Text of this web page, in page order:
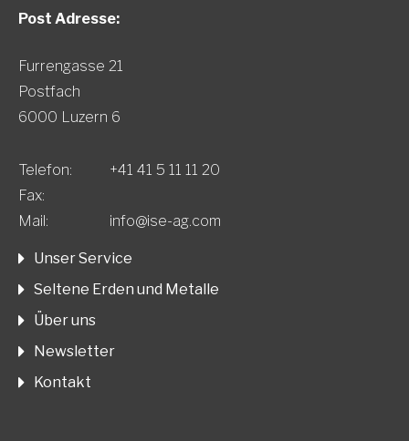
Post Adresse:
Furrengasse 21
Postfach
6000 Luzern 6
Telefon:
+41 41 5 11 11 20
Fax:
Mail:
info@ise-ag.com
Unser Service
Seltene Erden und Metalle
Über uns
Newsletter
Kontakt